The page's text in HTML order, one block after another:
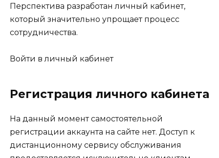
Перспектива разработан личный кабинет,
который значительно упрощает процесс
сотрудничества.
Войти в личный кабинет
Регистрация личного кабинета
На данный момент самостоятельной
регистрации аккаунта на сайте нет. Доступ к
дистанционному сервису обслуживания